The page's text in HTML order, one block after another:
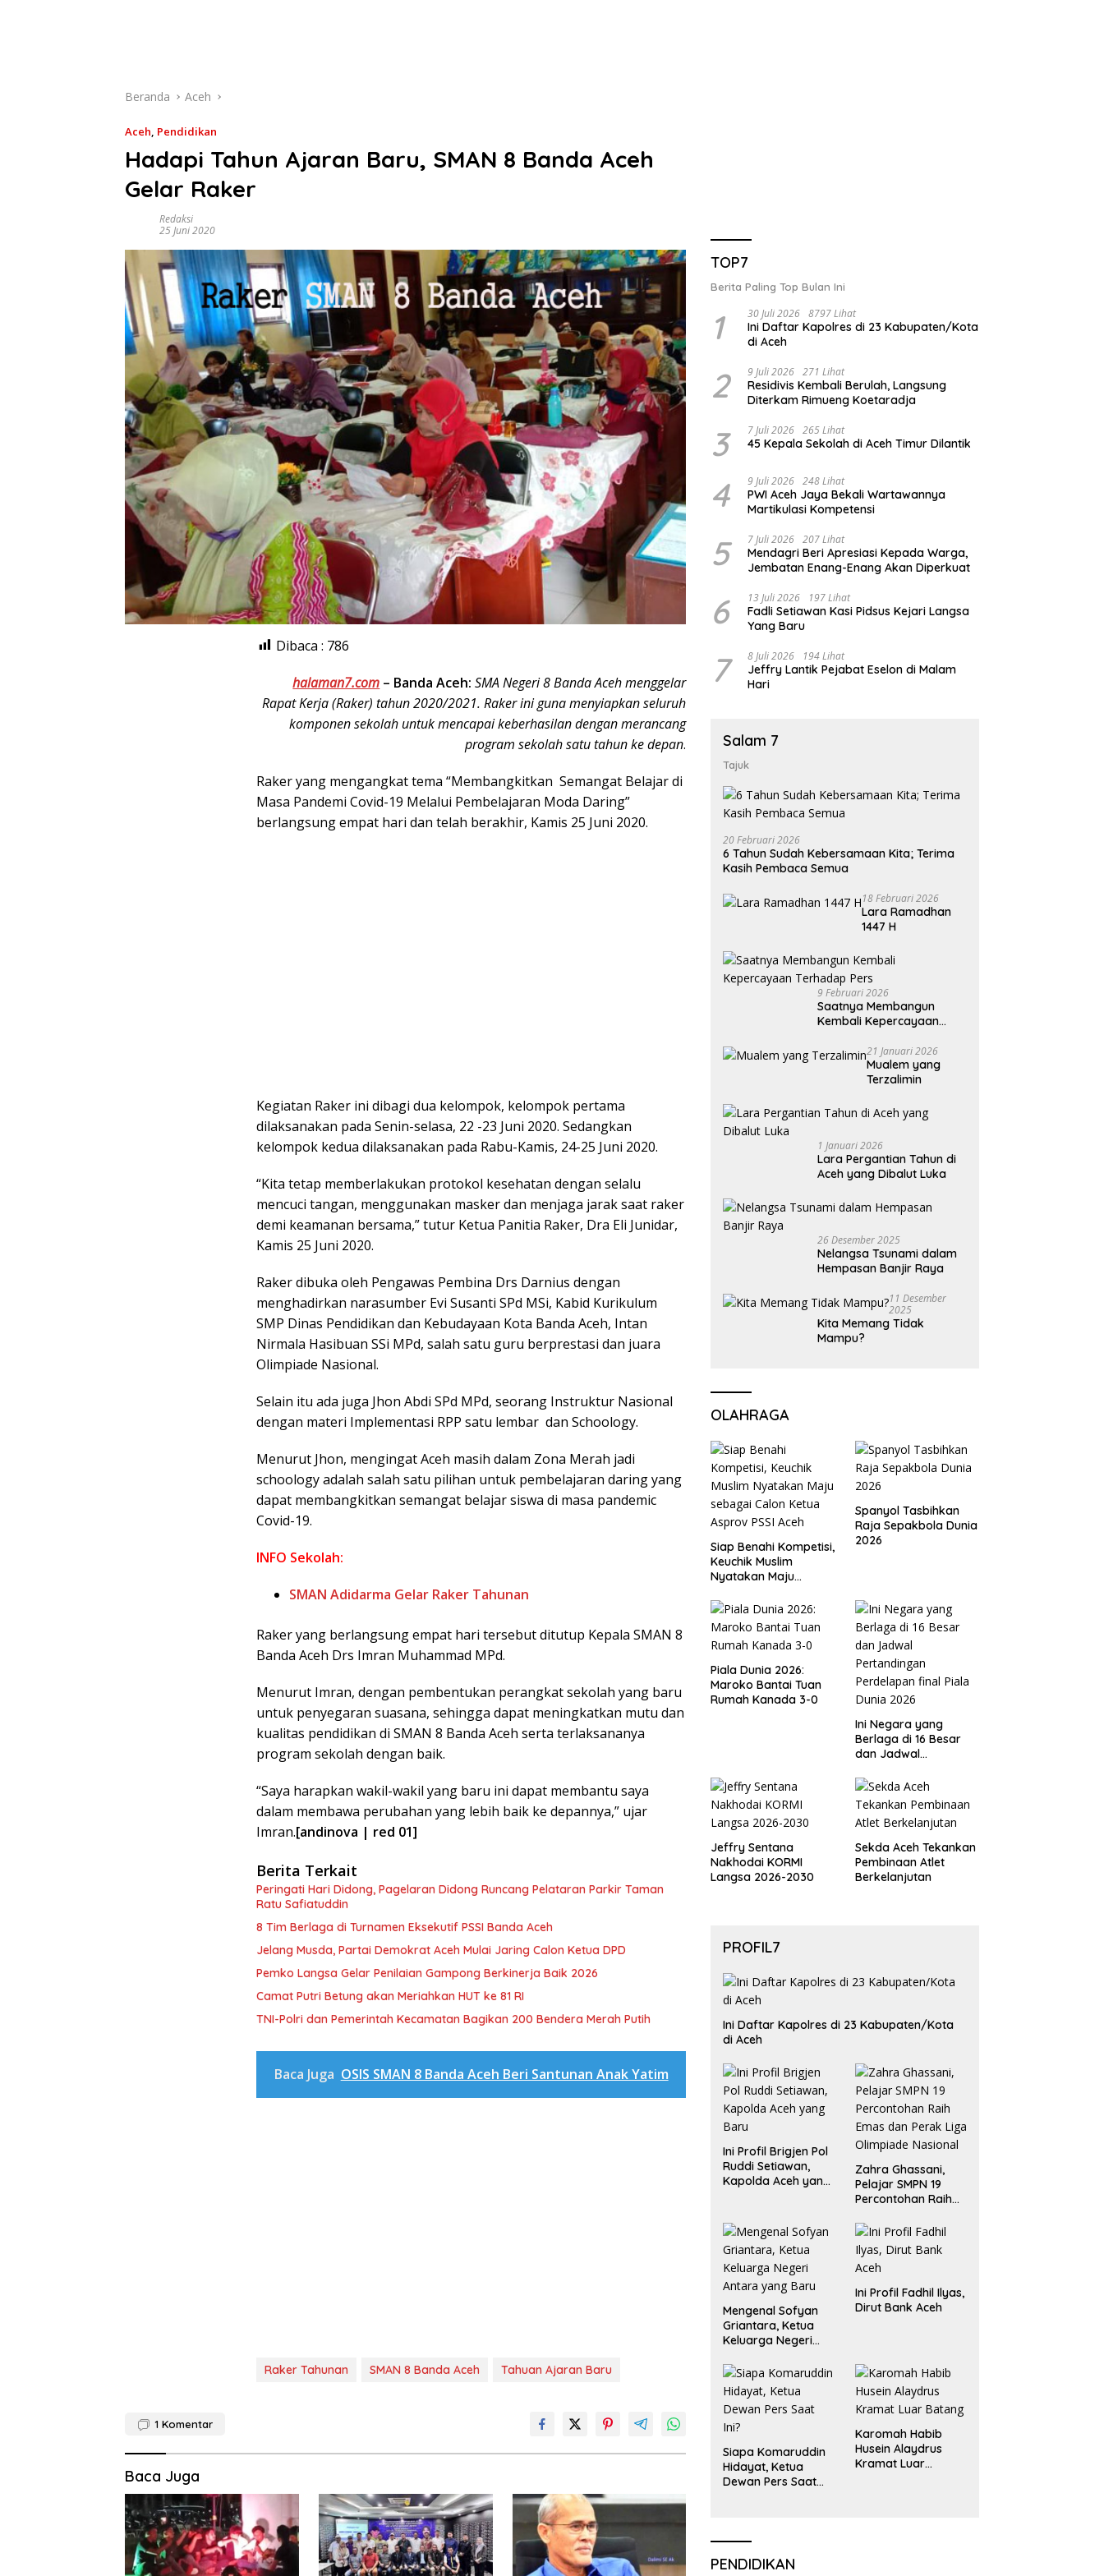
Beranda Aceh
Aceh, Pendidikan
Hadapi Tahun Ajaran Baru, SMAN 8 Banda Aceh
Gelar Raker
Redaksi
25 Juni 2020
Dibaca : 786
halaman7.com – Banda Aceh: SMA Negeri 8 Banda Aceh menggelar
Rapat Kerja (Raker) tahun 2020/2021. Raker ini guna menyiapkan seluruh
komponen sekolah untuk mencapai keberhasilan dengan merancang
program sekolah satu tahun ke depan.
Raker yang mengangkat tema “Membangkitkan Semangat Belajar di
Masa Pandemi Covid-19 Melalui Pembelajaran Moda Daring”
berlangsung empat hari dan telah berakhir, Kamis 25 Juni 2020.
Kegiatan Raker ini dibagi dua kelompok, kelompok pertama
dilaksanakan pada Senin-selasa, 22 -23 Juni 2020. Sedangkan
kelompok kedua dilaksanakan pada Rabu-Kamis, 24-25 Juni 2020.
“Kita tetap memberlakukan protokol kesehatan dengan selalu
mencuci tangan, menggunakan masker dan menjaga jarak saat raker
demi keamanan bersama,” tutur Ketua Panitia Raker, Dra Eli Junidar,
Kamis 25 Juni 2020.
Raker dibuka oleh Pengawas Pembina Drs Darnius dengan
menghadirkan narasumber Evi Susanti SPd MSi, Kabid Kurikulum
SMP Dinas Pendidikan dan Kebudayaan Kota Banda Aceh, Intan
Nirmala Hasibuan SSi MPd, salah satu guru berprestasi dan juara
Olimpiade Nasional.
Selain itu ada juga Jhon Abdi SPd MPd, seorang Instruktur Nasional
dengan materi Implementasi RPP satu lembar dan Schoology.
Menurut Jhon, mengingat Aceh masih dalam Zona Merah jadi
schoology adalah salah satu pilihan untuk pembelajaran daring yang
dapat membangkitkan semangat belajar siswa di masa pandemic
Covid-19.
INFO Sekolah:
SMAN Adidarma Gelar Raker Tahunan
Raker yang berlangsung empat hari tersebut ditutup Kepala SMAN 8
Banda Aceh Drs Imran Muhammad MPd.
Menurut Imran, dengan pembentukan perangkat sekolah yang baru
untuk penyegaran suasana, sehingga dapat meningkatkan mutu dan
kualitas pendidikan di SMAN 8 Banda Aceh serta terlaksananya
program sekolah dengan baik.
“Saya harapkan wakil-wakil yang baru ini dapat membantu saya
dalam membawa perubahan yang lebih baik ke depannya,” ujar
Imran.[andinova | red 01]
Berita Terkait
Peringati Hari Didong, Pagelaran Didong Runcang Pelataran Parkir Taman
Ratu Safiatuddin
8 Tim Berlaga di Turnamen Eksekutif PSSI Banda Aceh
Jelang Musda, Partai Demokrat Aceh Mulai Jaring Calon Ketua DPD
Pemko Langsa Gelar Penilaian Gampong Berkinerja Baik 2026
Camat Putri Betung akan Meriahkan HUT ke 81 RI
TNI-Polri dan Pemerintah Kecamatan Bagikan 200 Bendera Merah Putih
Baca Juga OSIS SMAN 8 Banda Aceh Beri Santunan Anak Yatim
Raker Tahunan SMAN 8 Banda Aceh Tahuan Ajaran Baru
1 Komentar
Baca Juga
TOP7
Berita Paling Top Bulan Ini
1 30 Juli 2026 8797 Lihat
Ini Daftar Kapolres di 23 Kabupaten/Kota
di Aceh
2 9 Juli 2026 271 Lihat
Residivis Kembali Berulah, Langsung
Diterkam Rimueng Koetaradja
3 7 Juli 2026 265 Lihat
45 Kepala Sekolah di Aceh Timur Dilantik
4 9 Juli 2026 248 Lihat
PWI Aceh Jaya Bekali Wartawannya
Martikulasi Kompetensi
5 7 Juli 2026 207 Lihat
Mendagri Beri Apresiasi Kepada Warga,
Jembatan Enang-Enang Akan Diperkuat
6 13 Juli 2026 197 Lihat
Fadli Setiawan Kasi Pidsus Kejari Langsa
Yang Baru
7 8 Juli 2026 194 Lihat
Jeffry Lantik Pejabat Eselon di Malam
Hari
Salam 7
Tajuk
20 Februari 2026
6 Tahun Sudah Kebersamaan Kita; Terima
Kasih Pembaca Semua
18 Februari 2026
Lara Ramadhan
1447 H
9 Februari 2026
Saatnya Membangun
Kembali Kepercayaan
21 Januari 2026
Mualem yang
Terzalimin
1 Januari 2026
Lara Pergantian Tahun di
Aceh yang Dibalut Luka
26 Desember 2025
Nelangsa Tsunami dalam
Hempasan Banjir Raya
11 Desember
2025
Kita Memang Tidak
Mampu?
OLAHRAGA
Siap Benahi Kompetisi,
Keuchik Muslim
Nyatakan Maju
Asprov PSSI Aceh
Spanyol Tasbihkan
Raja Sepakbola Dunia
2026
Piala Dunia 2026:
Maroko Bantai Tuan
Rumah Kanada 3-0
Ini Negara yang
Berlaga di 16 Besar
dan Jadwal
Perdelapan final Piala
Dunia 2026
Jeffry Sentana
Nakhodai KORMI
Langsa 2026-2030
Sekda Aceh Tekankan
Pembinaan Atlet
Berkelanjutan
PROFIL7
Ini Daftar Kapolres di 23 Kabupaten/Kota
di Aceh
Ini Profil Brigjen Pol
Ruddi Setiawan,
Kapolda Aceh yang
Zahra Ghassani,
Pelajar SMPN 19
Percontohan Raih
Liga Olimpiade
Nasional
Mengenal Sofyan
Griantara, Ketua
Keluarga Negeri
Ini Profil Fadhil Ilyas,
Dirut Bank Aceh
Siapa Komaruddin
Hidayat, Ketua
Dewan Pers Saat
Karomah Habib
Husein Alaydrus
Kramat Luar
PENDIDIKAN